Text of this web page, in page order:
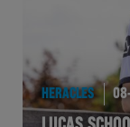
HERACLES